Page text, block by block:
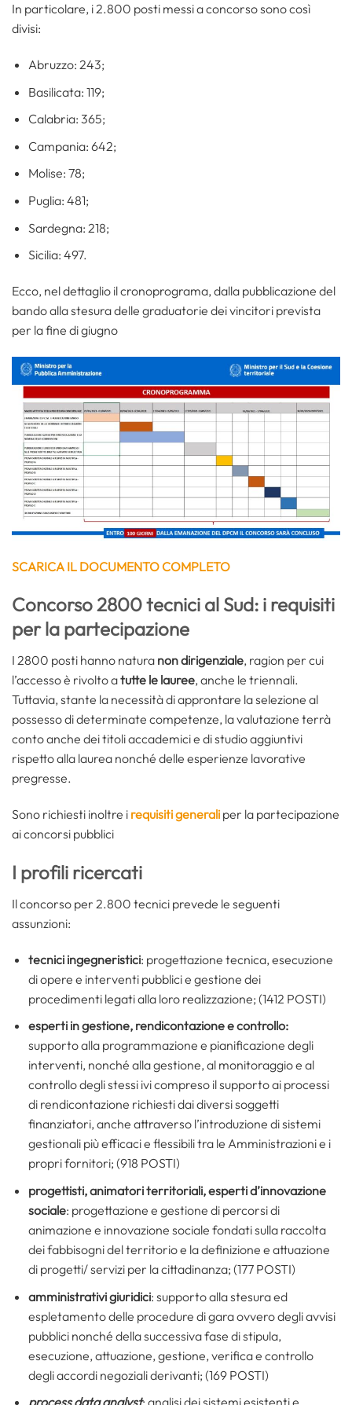
In particolare, i 2.800 posti messi a concorso sono così
divisi:
Abruzzo: 243;
Basilicata: 119;
Calabria: 365;
Campania: 642;
Molise: 78;
Puglia: 481;
Sardegna: 218;
Sicilia: 497.
Ecco, nel dettaglio il cronoprograma, dalla pubblicazione del
bando alla stesura delle graduatorie dei vincitori prevista
per la fine di giugno
SCARICA IL DOCUMENTO COMPLETO
Concorso 2800 tecnici al Sud: i requisiti
per la partecipazione
I 2800 posti hanno natura non dirigenziale, ragion per cui
l’accesso è rivolto atutte le lauree, anche le triennali.
Tuttavia, stante la necessità di approntare la selezione al
possesso di determinate competenze, la valutazione terrà
conto anche dei titoli accademici e di studio aggiuntivi
rispetto alla laurea nonché delle esperienze lavorative
pregresse.
Sono richiesti inoltre i requisiti generali per la partecipazione
ai concorsi pubblici
I profili ricercati
Il concorso per 2.800 tecnici prevede le seguenti
assunzioni:
tecnici ingegneristici: progettazione tecnica, esecuzione
di opere e interventi pubblici e gestione dei
procedimenti legati alla loro realizzazione; (1412 POSTI)
esperti in gestione, rendicontazione e controllo:
supporto alla programmazione e pianificazione degli
interventi, nonché alla gestione, al monitoraggio e al
controllo degli stessi ivi compreso il supporto ai processi
di rendicontazione richiesti dai diversi soggetti
finanziatori, anche attraverso l’introduzione di sistemi
gestionali più efficaci e flessibili tra le Amministrazioni e i
propri fornitori; (918 POSTI)
progettisti, animatori territoriali, esperti d’innovazione
sociale: progettazione e gestione di percorsi di
animazione e innovazione sociale fondati sulla raccolta
dei fabbisogni del territorio e la definizione e attuazione
di progetti/ servizi per la cittadinanza; (177 POSTI)
amministrativi giuridici: supporto alla stesura ed
espletamento delle procedure di gara ovvero degli avvisi
pubblici nonché della successiva fase di stipula,
esecuzione, attuazione, gestione, verifica e controllo
degli accordi negoziali derivanti; (169 POSTI)